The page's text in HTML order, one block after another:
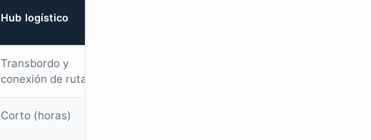
Hub logístico
Transbordo y
conexión de rutas
Corto (horas)